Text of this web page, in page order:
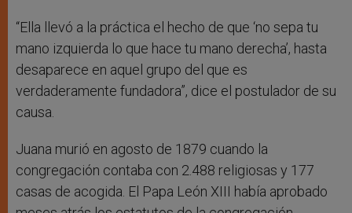
“Ella llevó a la práctica el hecho de que ‘no sepa tu
mano izquierda lo que hace tu mano derecha’, hasta
desaparece en aquel grupo del que es
verdaderamente fundadora”, dice el postulador de su
causa.
Juana murió en agosto de 1879 cuando la
congregación contaba con 2.488 religiosas y 177
casas de acogida. El Papa León XIII había aprobado